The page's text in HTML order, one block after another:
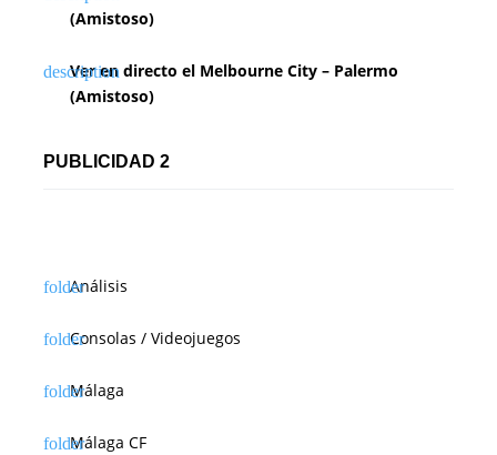
(Amistoso)
Ver en directo el Melbourne City – Palermo
(Amistoso)
PUBLICIDAD 2
Análisis
Consolas / Videojuegos
Málaga
Málaga CF